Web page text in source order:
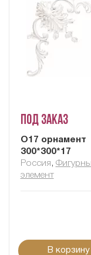
Под заказ
О17 орнамент
300*300*17
Россия ,
элемент
В корзину